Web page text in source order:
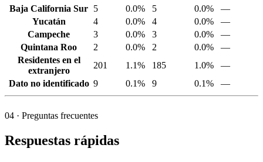
Baja California Sur 5 0.0% 5 0.0%
—
Yucatán
4 0.0% 4 0.0%
—
Campeche
3 0.0% 3 0.0%
—
Quintana Roo
2 0.0% 2 0.0%
—
Residentes en el
extranjero
201 1.1% 185 1.0%
—
Dato no identificado 9 0.1% 9 0.1% —
04 · Preguntas frecuentes
Respuestas rápidas